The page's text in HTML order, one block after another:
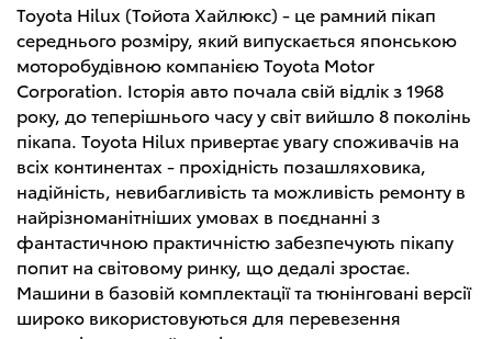
Toyota Hilux (Тойота Хайлюкс) - це рамний пікап
середнього розміру, який випускається японською
моторобудівною компанією Toyota Motor
Corporation. Історія авто почала свій відлік з 1968
року, до теперішнього часу у світ вийшло 8 поколінь
пікапа. Toyota Hilux привертає увагу споживачів на
всіх континентах - прохідність позашляховика,
надійність, невибагливість та можливість ремонту в
найрізноманітніших умовах в поєднанні з
фантастичною практичністю забезпечують пікапу
попит на світовому ринку, що дедалі зростає.
Машини в базовій комплектації та тюнінговані версії
широко використовуються для перевезення